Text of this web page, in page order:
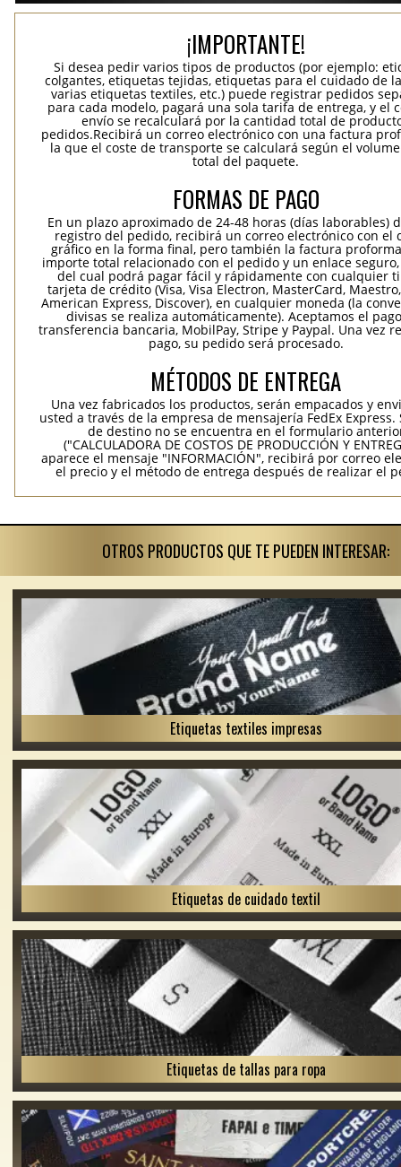
¡IMPORTANTE!
Si desea pedir varios tipos de productos (por ejemplo:
colgantes, etiquetas tejidas, etiquetas para el cuidado de
varias etiquetas textiles, etc.) puede registrar pedidos
para cada modelo, pagará una sola tarifa de entrega, y el
envío se recalculará por la cantidad total de
pedidos.Recibirá un correo electrónico con una factura
la que el coste de transporte se calculará según el
total del paquete.
FORMAS DE PAGO
En un plazo aproximado de 24-48 horas (días laborables)
registro del pedido, recibirá un correo electrónico con el
gráfico en la forma final, pero también la factura
importe total relacionado con el pedido y un enlace
del cual podrá pagar fácil y rápidamente con cualquier
tarjeta de crédito (Visa, Visa Electron, MasterCard,
American Express, Discover), en cualquier moneda (la
divisas se realiza automáticamente). Aceptamos el
transferencia bancaria, MobilPay, Stripe y Paypal. Una vez
pago, su pedido será procesado.
MÉTODOS DE ENTREGA
Una vez fabricados los productos, serán empacados y
usted a través de la empresa de mensajería FedEx Express.
de destino no se encuentra en el formulario
("CALCULADORA DE COSTOS DE PRODUCCIÓN Y
aparece el mensaje "INFORMACIÓN", recibirá por correo
el precio y el método de entrega después de realizar el
OTROS PRODUCTOS QUE TE PUEDEN INTERESAR:
Etiquetas textiles impresas
Etiquetas de cuidado textil
Etiquetas de tallas para ropa